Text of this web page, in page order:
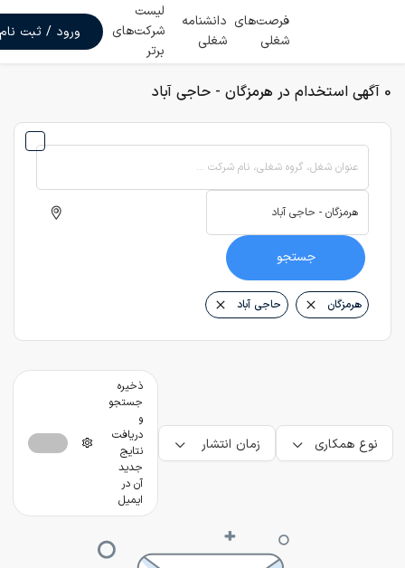
فرصت‌های
شغلی
دانشنامه
شغلی
لیست
شرکت‌های
برتر
ورود / ثبت نام
0 آگهی استخدام در هرمزگان - حاجی آباد
عنوان شغل، گروه شغلی، نام شرکت ...
جستجو
هرمزگان حاجی آباد
نوع همکاری زمان انتشار
ذخیره
جستجو
و
دریافت
نتایج
جدید
آن در
ایمیل